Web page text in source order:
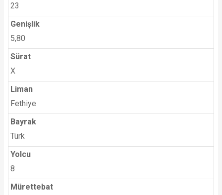
23
Genişlik
5,80
Sürat
X
Liman
Fethiye
Bayrak
Türk
Yolcu
8
Mürettebat